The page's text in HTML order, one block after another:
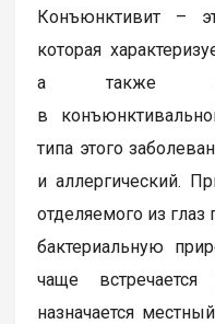
Конъюнктивит –
которая
а также
в
типа этого
и аллергический.
отделяемого из
бактериальную
чаще
назначается